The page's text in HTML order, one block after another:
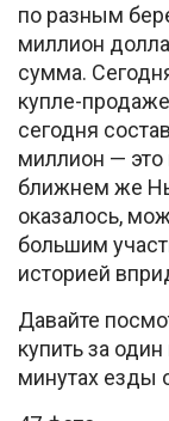
по разным
миллион
сумма.
купле-
сегодня
миллион — это
ближнем же
оказалось,
большим
историей
Давайте
купить за
минутах езды